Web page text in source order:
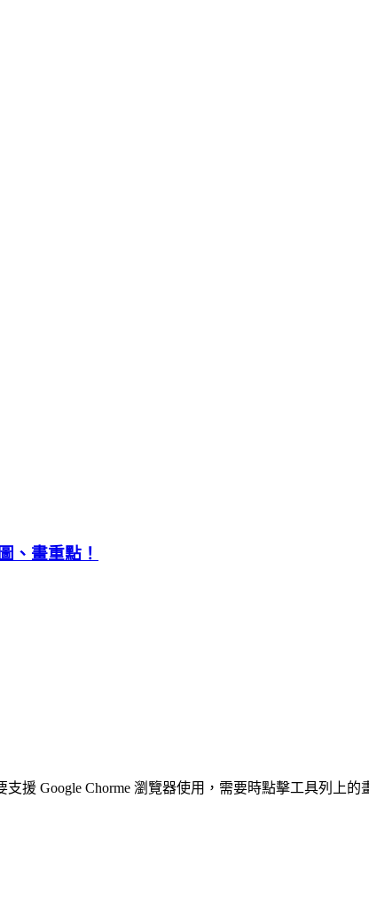
、畫重點！
支援 Google Chorme 瀏覽器使用，需要時點擊工具列上